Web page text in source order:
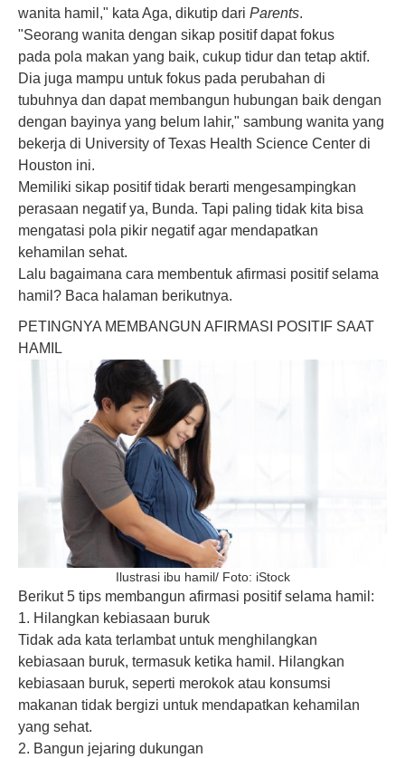
wanita hamil," kata Aga, dikutip dari Parents.
"Seorang wanita dengan sikap positif dapat fokus
pada pola makan yang baik, cukup tidur dan tetap aktif.
Dia juga mampu untuk fokus pada perubahan di
tubuhnya dan dapat membangun hubungan baik dengan
dengan bayinya yang belum lahir," sambung wanita yang
bekerja di University of Texas Health Science Center di
Houston ini.
Memiliki sikap positif tidak berarti mengesampingkan
perasaan negatif ya, Bunda. Tapi paling tidak kita bisa
mengatasi pola pikir negatif agar mendapatkan
kehamilan sehat.
Lalu bagaimana cara membentuk afirmasi positif selama
hamil? Baca halaman berikutnya.
PETINGNYA MEMBANGUN AFIRMASI POSITIF SAAT
HAMIL
Ilustrasi ibu hamil/ Foto: iStock
Berikut 5 tips membangun afirmasi positif selama hamil:
1. Hilangkan kebiasaan buruk
Tidak ada kata terlambat untuk menghilangkan
kebiasaan buruk, termasuk ketika hamil. Hilangkan
kebiasaan buruk, seperti merokok atau konsumsi
makanan tidak bergizi untuk mendapatkan kehamilan
yang sehat.
2. Bangun jejaring dukungan